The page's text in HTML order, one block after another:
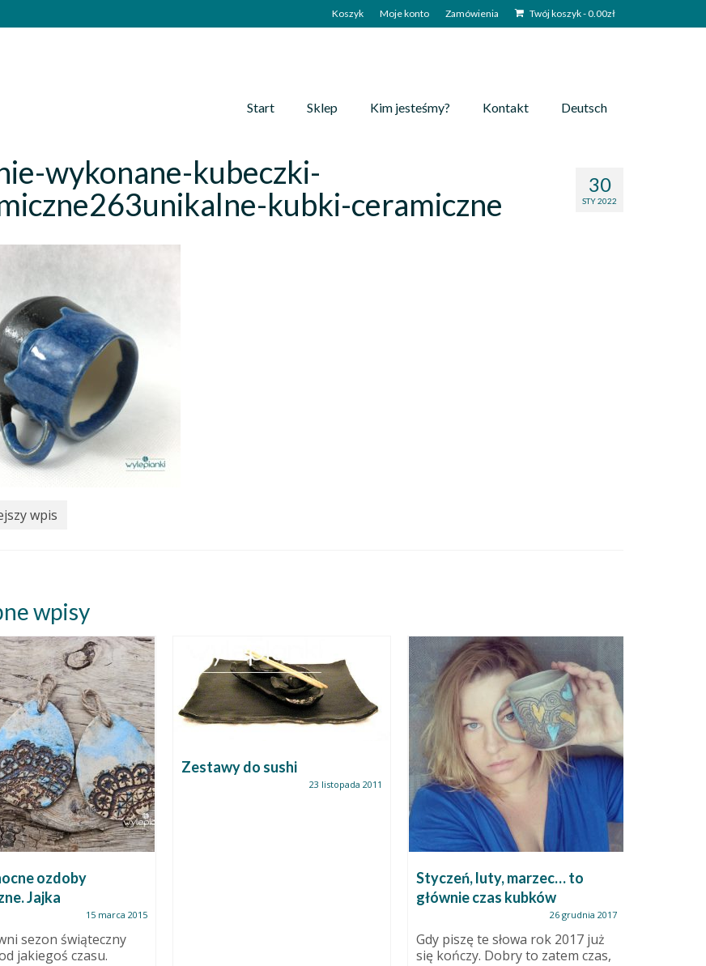
Koszyk Moje konto Zamówienia Twój koszyk-0.00zł
Start Sklep Kim jesteśmy? Kontakt Deutsch
30
STY 2022
wykonane-kubeczki-
kubki-ceramiczne
wpis
wpisy
ozdoby
Jajka
15 marca 2015
sezon świąteczny
jakiegoś czasu.
Zestawy do sushi
23 listopada 2011
Styczeń, luty, marzec… to
głównie czas kubków
26 grudnia 2017
Gdy piszę te słowa rok 2017 już
się kończy. Dobry to zatem czas,